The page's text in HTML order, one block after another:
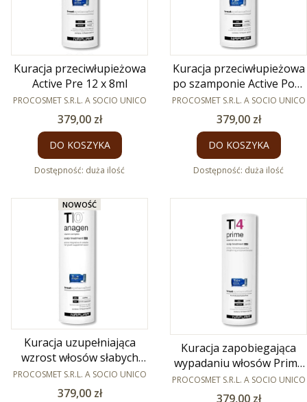
Kuracja przeciwłupieżowa
Active Pre 12 x 8ml
PRODUCENT
PROCOSMET S.R.L. A SOCIO UNICO
Cena
379,00 zł
DO KOSZYKA
Dostępność: duża ilość
Kuracja przeciwłupieżowa
po szamponie Active Post
12 x 8ml
PRODUCENT
PROCOSMET S.R.L. A SOCIO UNICO
Cena
379,00 zł
DO KOSZYKA
Dostępność: duża ilość
NOWOŚĆ
Kuracja uzupełniająca
wzrost włosów słabych
Anagen Post 12 x 8ml
PRODUCENT
PROCOSMET S.R.L. A SOCIO UNICO
Cena
379,00 zł
Kuracja zapobiegająca
wypadaniu włosów Prime
Post 12 x 8ml
PRODUCENT
PROCOSMET S.R.L. A SOCIO UNICO
Cena
379,00 zł